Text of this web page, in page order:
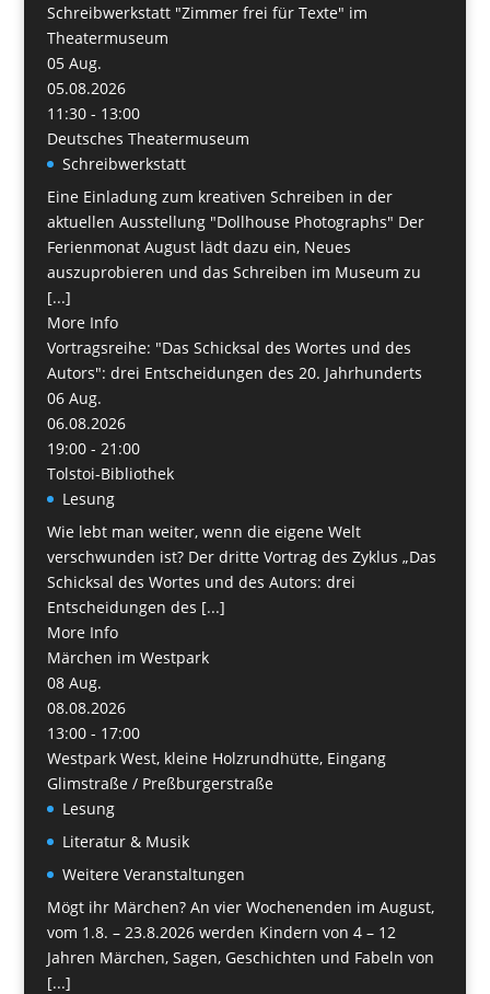
Schreibwerkstatt "Zimmer frei für Texte" im
Theatermuseum
05 Aug.
05.08.2026
11:30 - 13:00
Deutsches Theatermuseum
Schreibwerkstatt
Eine Einladung zum kreativen Schreiben in der
aktuellen Ausstellung "Dollhouse Photographs" Der
Ferienmonat August lädt dazu ein, Neues
auszuprobieren und das Schreiben im Museum zu
[...]
More Info
Vortragsreihe: "Das Schicksal des Wortes und des
Autors": drei Entscheidungen des 20. Jahrhunderts
06 Aug.
06.08.2026
19:00 - 21:00
Tolstoi-Bibliothek
Lesung
Wie lebt man weiter, wenn die eigene Welt
verschwunden ist? Der dritte Vortrag des Zyklus „Das
Schicksal des Wortes und des Autors: drei
Entscheidungen des [...]
More Info
Märchen im Westpark
08 Aug.
08.08.2026
13:00 - 17:00
Westpark West, kleine Holzrundhütte, Eingang
Glimstraße / Preßburgerstraße
Lesung
Literatur & Musik
Weitere Veranstaltungen
Mögt ihr Märchen? An vier Wochenenden im August,
vom 1.8. – 23.8.2026 werden Kindern von 4 – 12
Jahren Märchen, Sagen, Geschichten und Fabeln von
[...]